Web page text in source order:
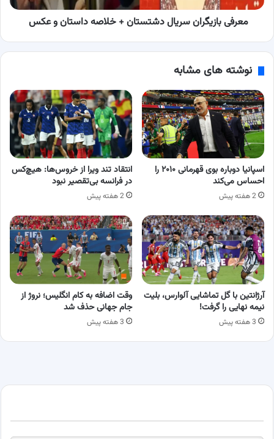
عکس
معرفی بازیگران سریال دشتستان + خلاصه داستان و عکس
نوشته های مشابه
اسپانیا دوباره بوی قهرمانی ۲۰۱۰ را
احساس می‌کند
2 هفته پیش
انتقاد تند ویرا از خروس‌ها: هیچ‌کس
در فرانسه بی‌تقصیر نبود
2 هفته پیش
آرژانتین با گل تماشایی آلوارس، بلیت
نیمه نهایی را گرفت!
3 هفته پیش
وقت اضافه به کام انگلیس؛ نروژ از
جام جهانی حذف شد
3 هفته پیش